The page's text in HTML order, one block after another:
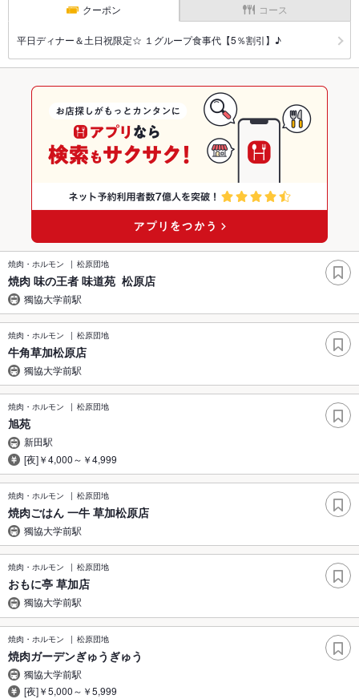
クーポン コース
平日ディナー＆土日祝限定☆ １グループ食事代【5％割引】♪
焼肉・ホルモン 松原団地
焼肉 味の王者 味道苑 松原店
獨協大学前駅
焼肉・ホルモン 松原団地
牛角草加松原店
獨協大学前駅
焼肉・ホルモン 松原団地
旭苑
新田駅
[夜]￥4,000～￥4,999
焼肉・ホルモン 松原団地
焼肉ごはん 一牛 草加松原店
獨協大学前駅
焼肉・ホルモン 松原団地
おもに亭 草加店
獨協大学前駅
焼肉・ホルモン 松原団地
焼肉ガーデンぎゅうぎゅう
獨協大学前駅
[夜]￥5,000～￥5,999